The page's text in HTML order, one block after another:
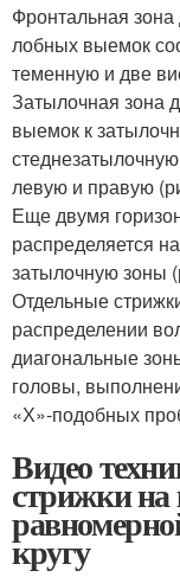
Фронтальная
лобных выемок
теменную и две
Затылочная зона
выемок к
левую и правую
Еще двумя
распределяется
затылочную зоны
Отдельные
распределении
диагональные
головы,
«Х»-подобных
Видео
стрижки на
кругу